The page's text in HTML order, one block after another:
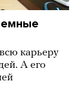
карьеру
А его